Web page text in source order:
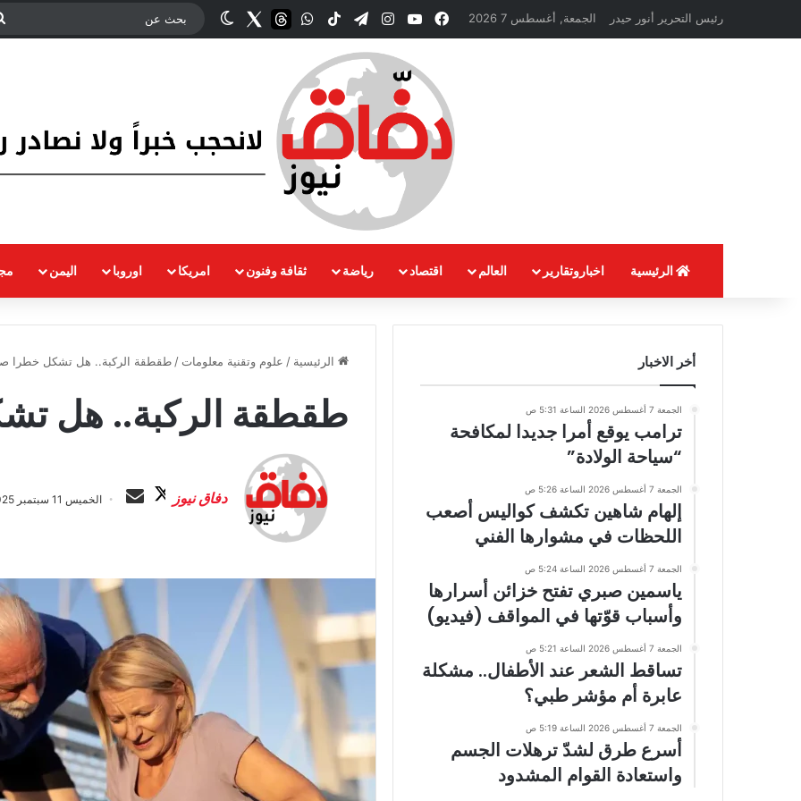
رئيس التحرير أنور حيدر الجمعة, أغسطس 7 2026 فيسبوك‫YouTubeانستقرام
تيلقرام ‫TikTokواتسابthreads
Twitterالوضع المظلم
الرئيسية اخباروتقارير العالم اقتصاد رياضة ثقافة وفنون امريكا اوروبا اليمن
الرئيسية / علوم وتقنية معلومات / طقطقة الركبة.. هل تشكل خطرا
طقطقة الركبة.. هل
دفاق نيوز
ا
ب
ل
ر
ي
د
ا
إ
ل
ك
ت
ر
و
الخميس 11 سبتمبر 2025 الساعة 5:39 ص
أخر الاخبار
الجمعة 7 أغسطس 2026 الساعة 5:31 ص
ترامب يوقع أمرا جديدا لمكافحة
“سياحة الولادة”
الجمعة 7 أغسطس 2026 الساعة 5:26 ص
إلهام شاهين تكشف كواليس أصعب
اللحظات في مشوارها الفني
الجمعة 7 أغسطس 2026 الساعة 5:24 ص
ياسمين صبري تفتح خزائن أسرارها
وأسباب قوّتها في المواقف (فيديو)
الجمعة 7 أغسطس 2026 الساعة 5:21 ص
تساقط الشعر عند الأطفال.. مشكلة
عابرة أم مؤشر طبي؟
الجمعة 7 أغسطس 2026 الساعة 5:19 ص
أسرع طرق لشدّ ترهلات الجسم
واستعادة القوام المشدود